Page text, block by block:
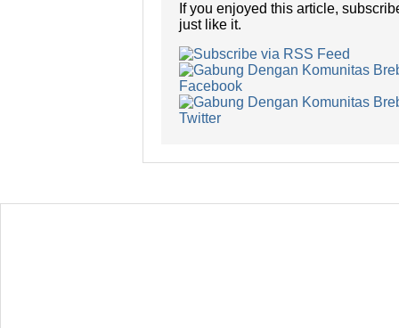
If you enjoyed this article,
just like it.